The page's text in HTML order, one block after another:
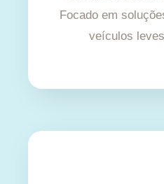
Focado em
veículos